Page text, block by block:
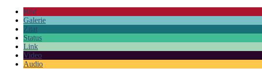
Bild
Galerie
Zitat
Status
Link
Video
Audio